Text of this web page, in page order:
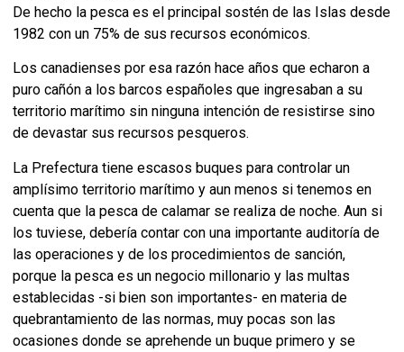
De hecho la pesca es el principal sostén de las Islas desde
1982 con un 75% de sus recursos económicos.
Los canadienses por esa razón hace años que echaron a
puro cañón a los barcos españoles que ingresaban a su
territorio marítimo sin ninguna intención de resistirse sino
de devastar sus recursos pesqueros.
La Prefectura tiene escasos buques para controlar un
amplísimo territorio marítimo y aun menos si tenemos en
cuenta que la pesca de calamar se realiza de noche. Aun si
los tuviese, debería contar con una importante auditoría de
las operaciones y de los procedimientos de sanción,
porque la pesca es un negocio millonario y las multas
establecidas -si bien son importantes- en materia de
quebrantamiento de las normas, muy pocas son las
ocasiones donde se aprehende un buque primero y se